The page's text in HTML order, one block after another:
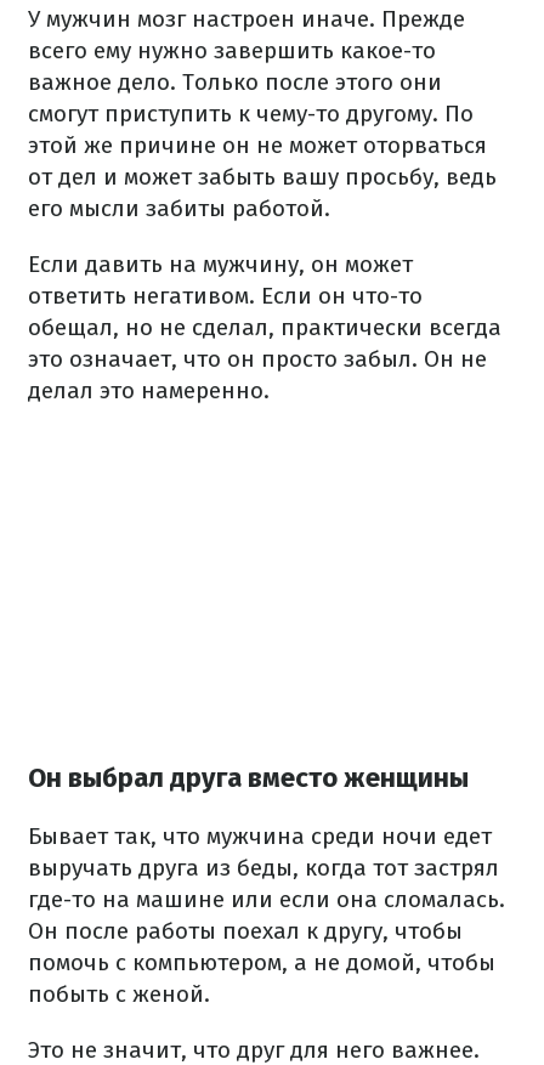
У мужчин мозг настроен иначе. Прежде
всего ему нужно завершить какое-то
важное дело. Только после этого они
смогут приступить к чему-то другому. По
этой же причине он не может оторваться
от дел и может забыть вашу просьбу, ведь
его мысли забиты работой.
Если давить на мужчину, он может
ответить негативом. Если он что-то
обещал, но не сделал, практически всегда
это означает, что он просто забыл. Он не
делал это намеренно.
Он выбрал друга вместо женщины
Бывает так, что мужчина среди ночи едет
выручать друга из беды, когда тот застрял
где-то на машине или если она сломалась.
Он после работы поехал к другу, чтобы
помочь с компьютером, а не домой, чтобы
побыть с женой.
Это не значит, что друг для него важнее.